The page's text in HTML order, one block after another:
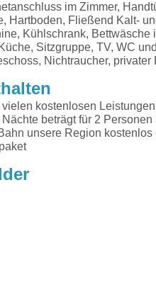
im Zimmer,
Hartboden, Fließend Kalt-
Kühlschrank,
Sitzgruppe, TV, WC
Nichtraucher,
kostenlosen
beträgt für 2
unsere Region